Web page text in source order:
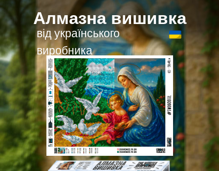
від українського
виробника
Алмазна вишивка